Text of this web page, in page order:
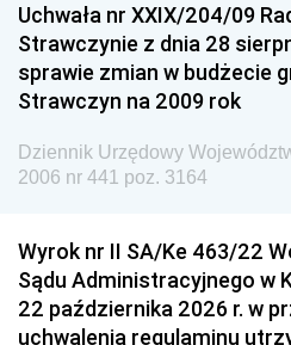
Dziennik Urzędowy Ministra
Dziennik Urzędowy
Dziennik Urzędowy Ministra
Dziennik Urzędowy Agencji
Uchwała nr XXIX/204/09
Strawczynie z dnia 28
sprawie zmian w budżecie
Strawczyn na 2009 rok
Dziennik Urzędowy
2006 nr 441 poz. 3164
Wyrok nr II SA/Ke 463/22
Sądu Administracyjnego w
22 października 2026 r. w
uchwalenia regulaminu